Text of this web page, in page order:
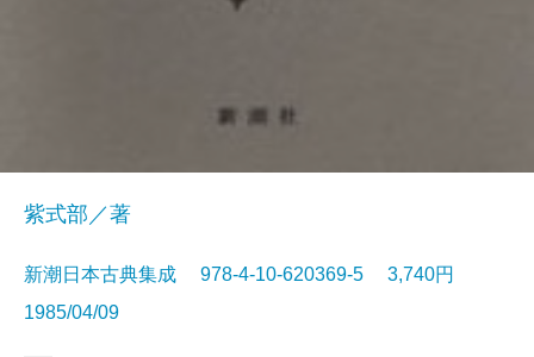
紫式部／著
新潮日本古典集成 978-4-10-620369-5 3,740円
1985/04/09